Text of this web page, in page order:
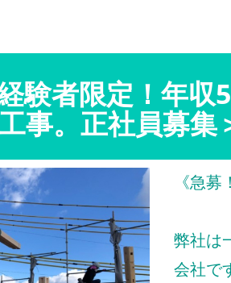
験者限定！年
事。正社員募集
《急
弊社は
会社で